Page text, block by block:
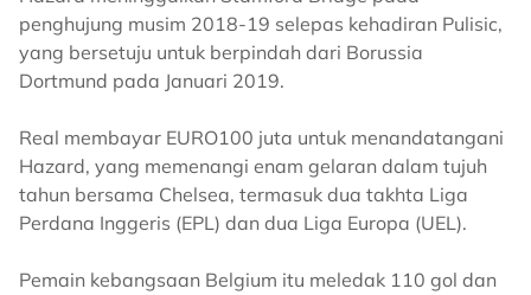
penghujung musim 2018-19 selepas kehadiran Pulisic,
yang bersetuju untuk berpindah dari Borussia
Dortmund pada Januari 2019.
Real membayar EURO100 juta untuk menandatangani
Hazard, yang memenangi enam gelaran dalam tujuh
tahun bersama Chelsea, termasuk dua takhta Liga
Perdana Inggeris (EPL) dan dua Liga Europa (UEL).
Pemain kebangsaan Belgium itu meledak 110 gol dan